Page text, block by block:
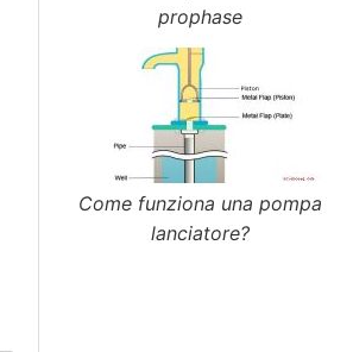
prophase
Come funziona una pompa
lanciatore?